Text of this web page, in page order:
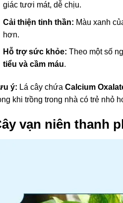
giác tươi mát, dễ chịu.
Cải thiện tinh thần: Màu xanh
hơn.
Hỗ trợ sức khỏe: Theo một số
tiểu và cầm máu.
ý: Lá cây chứa Calcium
khi trồng trong nhà có trẻ nhỏ
vạn niên thanh